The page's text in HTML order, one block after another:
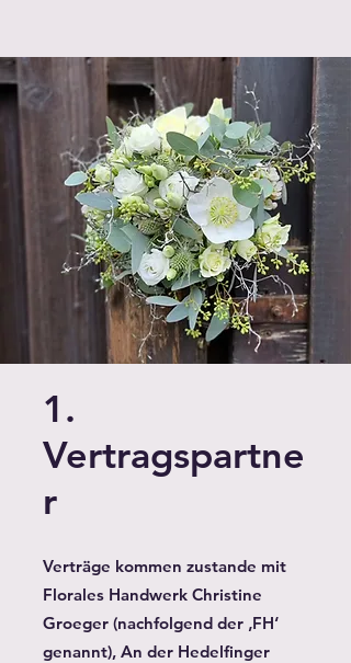
1.
Vertragspartne
r
Verträge kommen zustande mit
Florales Handwerk Christine
Groeger (nachfolgend der ‚FH‘
genannt), An der Hedelfinger